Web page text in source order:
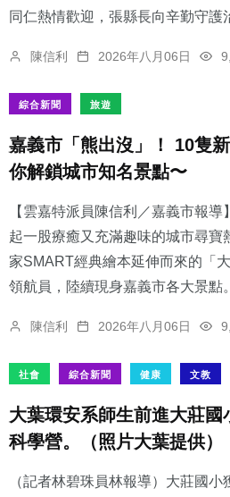
同仁熱情歡迎，張縣長向辛勤守護
陳信利 2026年八月06日
綜合新聞 旅遊
嘉義市「熊出沒」！ 10隻
你解鎖城市知名景點〜
【雲嘉特派員陳信利／嘉義市報
起一股療癒又充滿趣味的城市尋寶
家SMART經典繪本延伸而來的「
領航員，陸續現身嘉義市各大景
陳信利 2026年八月06日
社會 綜合新聞 健康 文教
大葉環安系師生前進大莊國
科學營。（照片大葉提供）
（記者林碧珠員林報導）大莊國
63+
頭條